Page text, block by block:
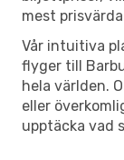
mest
Vår intuitiva
flyger till
hela världen.
eller
upptäcka vad